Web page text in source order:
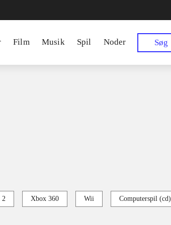
Film Musik Spil Noder Søg
2 Xbox 360 Wii Computerspil (cd)